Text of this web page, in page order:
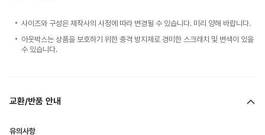
사이즈와 구성은 제작사의 사정에 따라 변경될 수 있습니다. 미리 양해 바랍니다.
아웃박스는 상품을 보호하기 위한 충격 방지제로 경미한 스크래치 및 변색이 있을
수 있습니다.
교환/반품 안내
유의사항